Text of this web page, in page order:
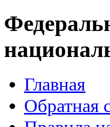
Главная
Обратная